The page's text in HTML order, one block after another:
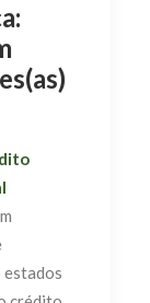
estados